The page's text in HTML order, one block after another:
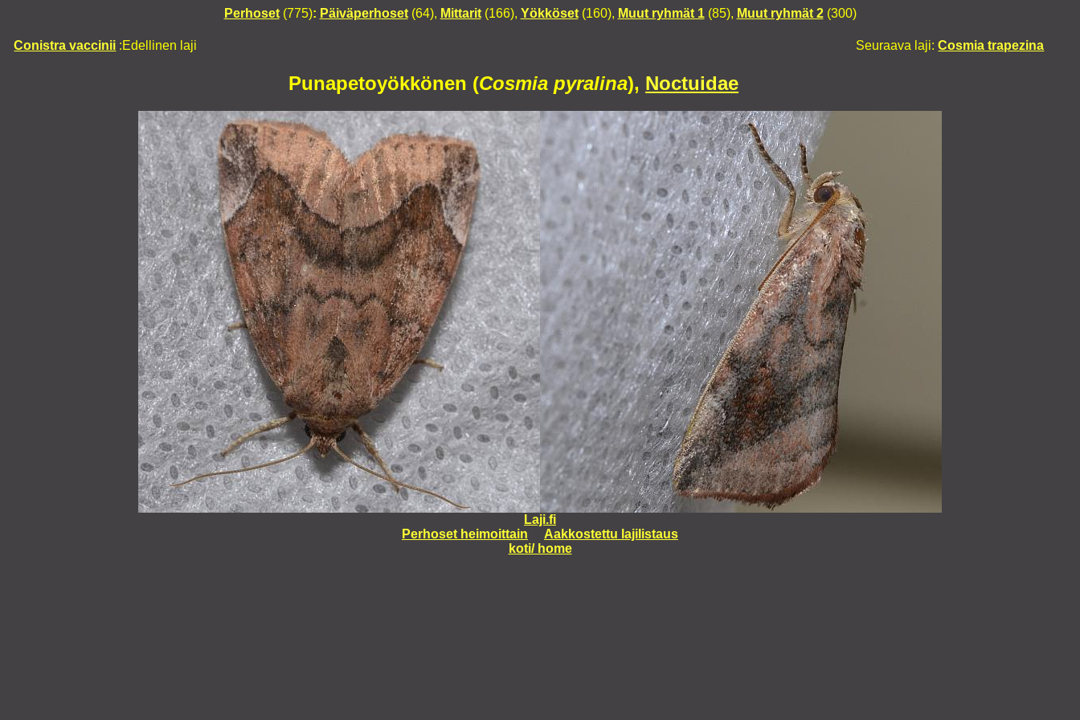
Perhoset(775): Päiväperhoset(64), Mittarit(166), Yökköset(160), Muut ryhmät 1(85), Muut ryhmät 2(300)
Conistra vaccinii :Edellinen laji Seuraava laji:Cosmia trapezina
Punapetoyökkönen (Cosmia pyralina), Noctuidae
Laji.fi
Perhoset heimoittain
Aakkostettu lajilistaus
koti/ home